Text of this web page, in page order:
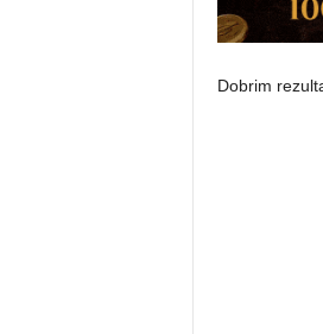
Dobrim